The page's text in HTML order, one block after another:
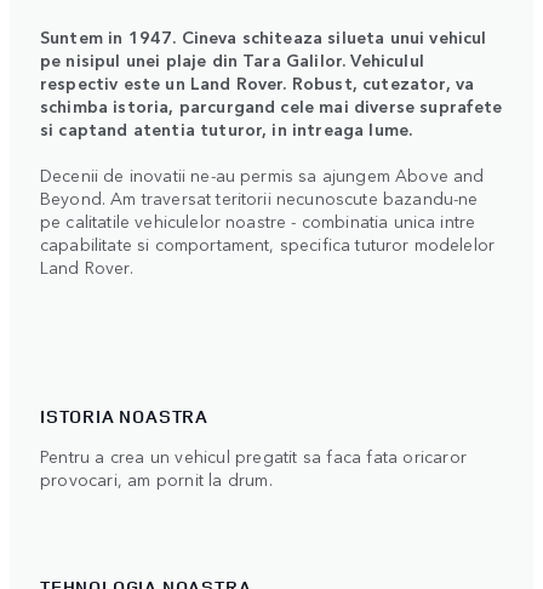
Suntem in 1947. Cineva schiteaza silueta unui vehicul
pe nisipul unei plaje din Tara Galilor. Vehiculul
respectiv este un Land Rover. Robust, cutezator, va
schimba istoria, parcurgand cele mai diverse suprafete
si captand atentia tuturor, in intreaga lume.
Decenii de inovatii ne-au permis sa ajungem Above and
Beyond. Am traversat teritorii necunoscute bazandu-ne
pe calitatile vehiculelor noastre - combinatia unica intre
capabilitate si comportament, specifica tuturor modelelor
Land Rover.
ISTORIA NOASTRA
Pentru a crea un vehicul pregatit sa faca fata oricaror
provocari, am pornit la drum.